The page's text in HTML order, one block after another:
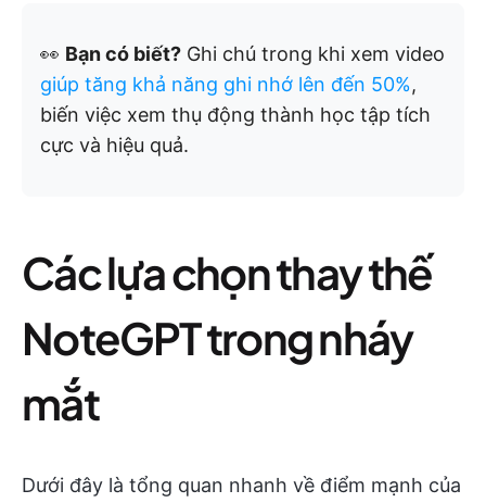
👀 Bạn có biết? Ghi chú trong khi xem video
giúp tăng khả năng ghi nhớ lên đến 50%,
biến việc xem thụ động thành học tập tích
cực và hiệu quả.
Các lựa chọn thay thế
NoteGPT trong nháy
mắt
Dưới đây là tổng quan nhanh về điểm mạnh của